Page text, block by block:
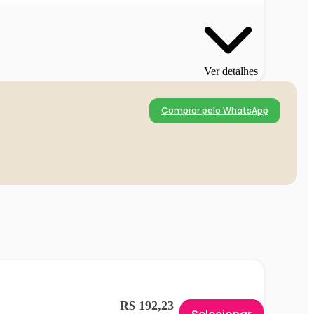
Ver detalhes
Comprar pelo WhatsApp
R$ 192,23